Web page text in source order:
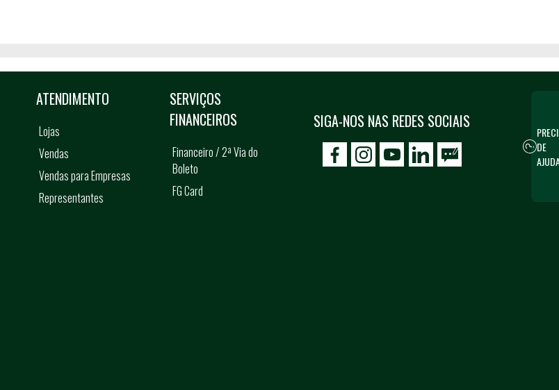
SIGA-NOS NAS REDES SOCIAIS
icon-facebook
icon-social02icon-social03
ATENDIMENTO
Lojas
Vendas
Vendas para Empresas
Representantes
SERVIÇOS
FINANCEIROS
Financeiro / 2ª Via do
Boleto
FG Card
DE